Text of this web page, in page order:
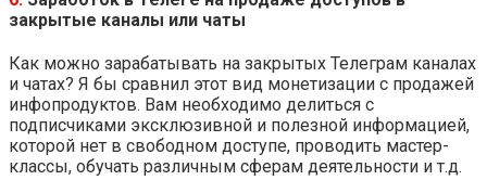
закрытые каналы или чаты
Как можно зарабатывать на закрытых Телеграм каналах
и чатах? Я бы сравнил этот вид монетизации с продажей
инфопродуктов. Вам необходимо делиться с
подписчиками эксклюзивной и полезной информацией,
которой нет в свободном доступе, проводить мастер-
классы, обучать различным сферам деятельности и т.д.